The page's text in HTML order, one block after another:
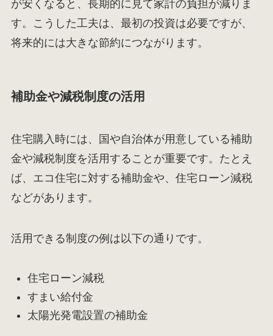
が安くなると、長期的に見て家計の負担が減りま
す。こうした工夫は、最初の投資は必要ですが、
将来的には大きな節約につながります。
補助金や減税制度の活用
住宅購入時には、国や自治体が用意している補助
金や減税制度を活用することが重要です。たとえ
ば、エコ住宅に対する補助金や、住宅ローン減税
などがあります。
活用できる制度の例は以下の通りです。
住宅ローン減税
すまい給付金
太陽光発電設置の補助金